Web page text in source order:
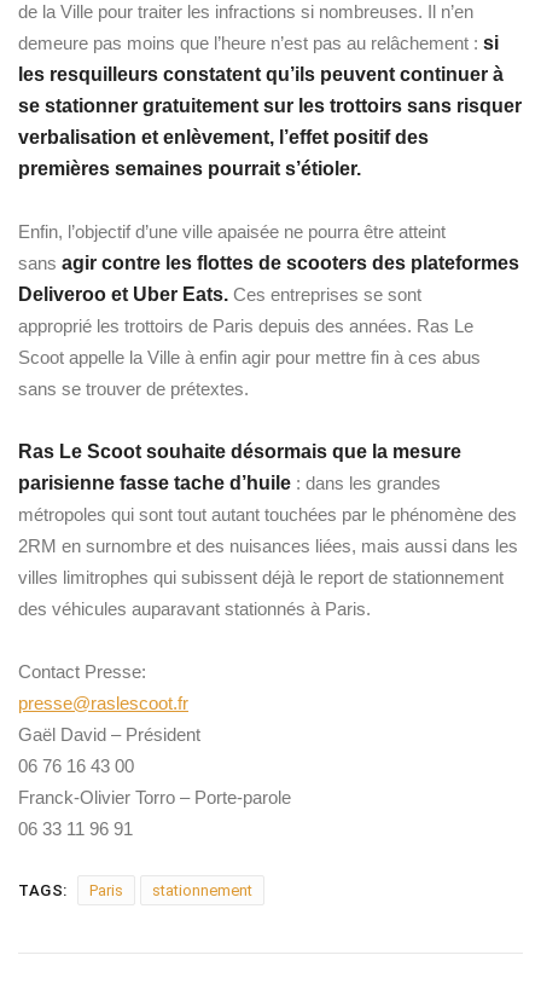
de la Ville pour traiter les infractions si nombreuses. Il n’en
demeure pas moins que l’heure n’est pas au relâchement : si
les resquilleurs constatent qu’ils peuvent continuer à
se stationner gratuitement sur les trottoirs sans risquer
verbalisation et enlèvement, l’effet positif des
premières semaines pourrait s’étioler.
Enfin, l’objectif d’une ville apaisée ne pourra être atteint
sans agir contre les flottes de scooters des plateformes
Deliveroo et Uber Eats. Ces entreprises se sont
approprié les trottoirs de Paris depuis des années. Ras Le
Scoot appelle la Ville à enfin agir pour mettre fin à ces abus
sans se trouver de prétextes.
Ras Le Scoot souhaite désormais que la mesure
parisienne fasse tache d’huile : dans les grandes
métropoles qui sont tout autant touchées par le phénomène des
2RM en surnombre et des nuisances liées, mais aussi dans les
villes limitrophes qui subissent déjà le report de stationnement
des véhicules auparavant stationnés à Paris.
Contact Presse:
presse@raslescoot.fr
Gaël David – Président
06 76 16 43 00
Franck-Olivier Torro – Porte-parole
06 33 11 96 91
TAGS: Paris stationnement